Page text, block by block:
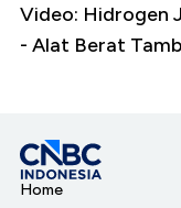
Video: Hidrogen
- Alat Berat
Home